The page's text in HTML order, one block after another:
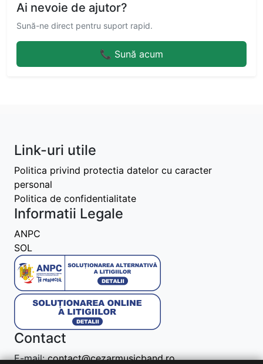
Ai nevoie de ajutor?
Sună-ne direct pentru suport rapid.
📞 Sună acum
Link-uri utile
Politica privind protectia datelor cu caracter
personal
Politica de confidentialitate
Informatii Legale
ANPC
SOL
Contact
E-mail:contact@cezarmusicband.ro